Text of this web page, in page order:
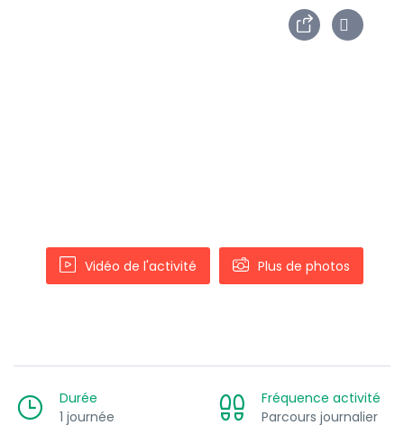
Vidéo de l'activité Plus de photos
Durée
1 journée
Fréquence activité
Parcours journalier